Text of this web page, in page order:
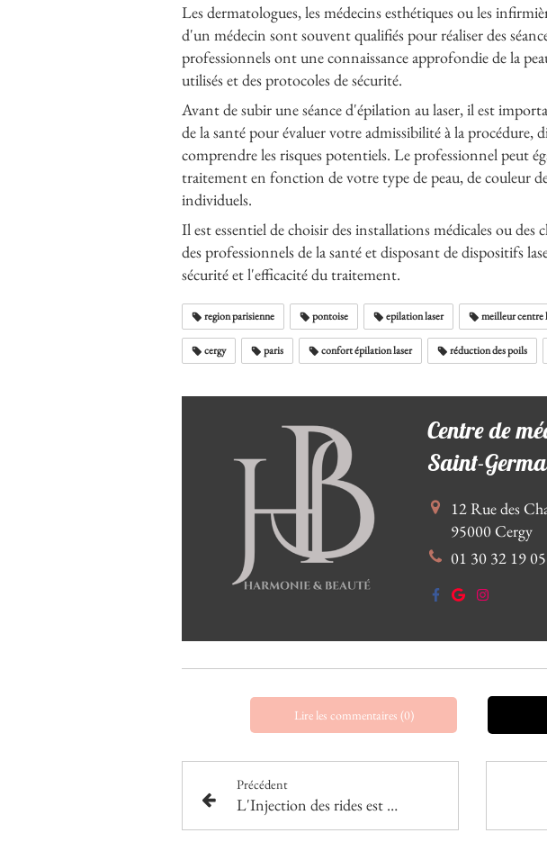
Les dermatologues, les médecins esthétiques ou les
d'un médecin sont souvent qualifiés pour réaliser des
professionnels ont une connaissance approfondie de la
utilisés et des protocoles de sécurité.
Avant de subir une séance d'épilation au laser, il est
de la santé pour évaluer votre admissibilité à la procédure,
comprendre les risques potentiels. Le professionnel peut
traitement en fonction de votre type de peau, de couleur
individuels.
Il est essentiel de choisir des installations médicales ou des
des professionnels de la santé et disposant de dispositifs
sécurité et l'efficacité du traitement.
region parisienne pontoise epilation laser meilleur centre
cergy paris confort épilation laser réduction des poils
Centre de
Saint-
12 Rue des
95000Cergy
01 30 32 19 05
Lire les commentaires (0)
Précédent
L'Injection des rides est un acte médical, évitez les "injecteuses" qui se multiplient sur les réseaux sociaux